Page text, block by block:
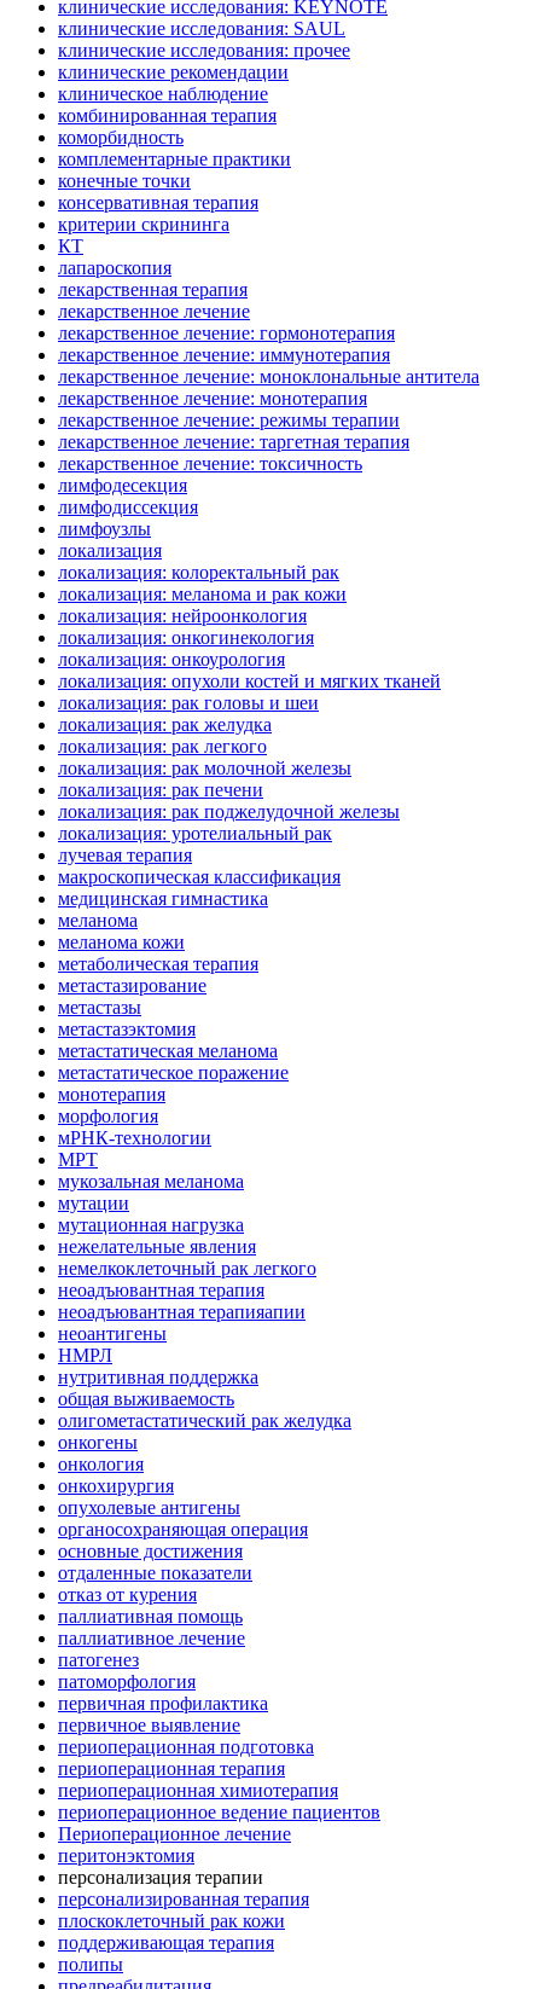
клинические исследования: KEYNOTE
клинические исследования: SAUL
клинические исследования: прочее
клинические рекомендации
клиническое наблюдение
комбинированная терапия
коморбидность
комплементарные практики
конечные точки
консервативная терапия
критерии скрининга
КТ
лапароскопия
лекарственная терапия
лекарственное лечение
лекарственное лечение: гормонотерапия
лекарственное лечение: иммунотерапия
лекарственное лечение: моноклональные антитела
лекарственное лечение: монотерапия
лекарственное лечение: режимы терапии
лекарственное лечение: таргетная терапия
лекарственное лечение: токсичность
лимфодесекция
лимфодиссекция
лимфоузлы
локализация
локализация: колоректальный рак
локализация: меланома и рак кожи
локализация: нейроонкология
локализация: онкогинекология
локализация: онкоурология
локализация: опухоли костей и мягких тканей
локализация: рак головы и шеи
локализация: рак желудка
локализация: рак легкого
локализация: рак молочной железы
локализация: рак печени
локализация: рак поджелудочной железы
локализация: уротелиальный рак
лучевая терапия
макроскопическая классификация
медицинская гимнастика
меланома
меланома кожи
метаболическая терапия
метастазирование
метастазы
метастазэктомия
метастатическая меланома
метастатическое поражение
монотерапия
морфология
мРНК-технологии
МРТ
мукозальная меланома
мутации
мутационная нагрузка
нежелательные явления
немелкоклеточный рак легкого
неоадъювантная терапия
неоадъювантная терапияапии
неоантигены
НМРЛ
нутритивная поддержка
общая выживаемость
олигометастатический рак желудка
онкогены
онкология
онкохирургия
опухолевые антигены
органосохраняющая операция
основные достижения
отдаленные показатели
отказ от курения
паллиативная помощь
паллиативное лечение
патогенез
патоморфология
первичная профилактика
первичное выявление
периоперационная подготовка
периоперационная терапия
периоперационная химиотерапия
периоперационное ведение пациентов
Периоперационное лечение
перитонэктомия
персонализация терапии
персонализированная терапия
плоскоклеточный рак кожи
поддерживающая терапия
полипы